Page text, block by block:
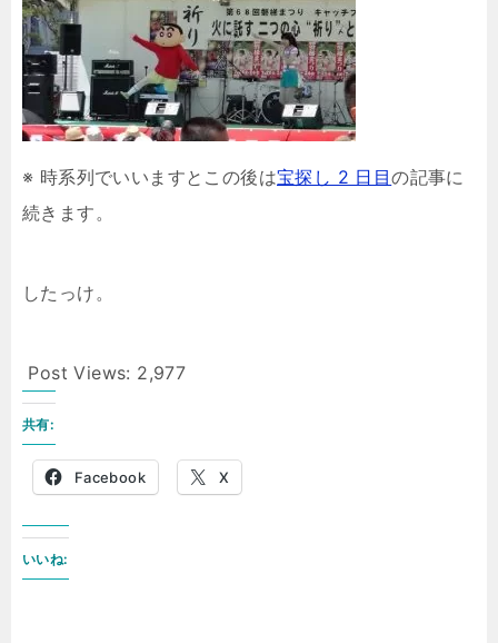
※ 時系列でいいますとこの後は宝探し 2 日目の記事に
続きます。
したっけ。
Post Views: 2,977
共有:
Facebook X
いいね: